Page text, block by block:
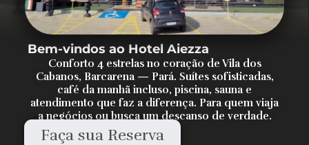
Bem-vindos ao Hotel Aiezza
Conforto 4 estrelas no coração de Vila dos
Cabanos, Barcarena — Pará. Suítes sofisticadas,
café da manhã incluso, piscina, sauna e
atendimento que faz a diferença. Para quem viaja
a negócios ou busca um descanso de verdade.
Faça sua Reserva